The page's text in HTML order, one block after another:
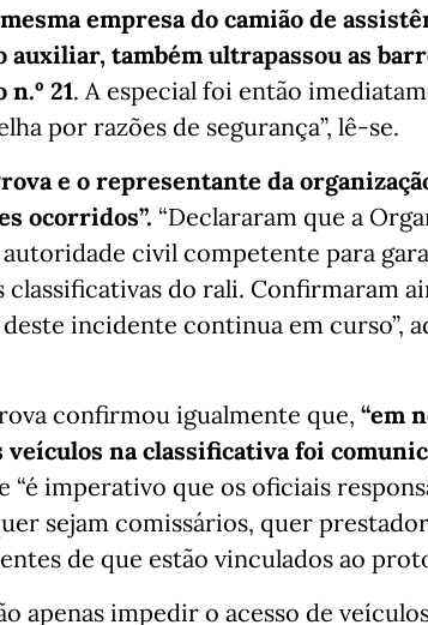
empresa do camião de
auxiliar, também ultrapassou as
21. A especial foi então
por razões de segurança”, lê-se.
e o representante da
ocorridos”. “Declararam que a
civil competente para
classificativas do rali. Confirmaram
incidente continua em curso”,
confirmou igualmente que, “em
na classificativa foi
“é imperativo que os oficiais
sejam comissários, quer
de que estão vinculados ao
apenas impedir o acesso de